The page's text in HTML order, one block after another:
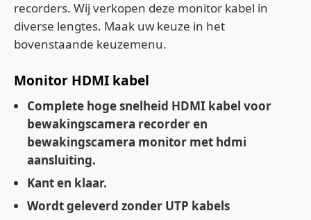
recorders. Wij verkopen deze monitor kabel in
diverse lengtes. Maak uw keuze in het
bovenstaande keuzemenu.
Monitor HDMI kabel
Complete hoge snelheid HDMI kabel voor
bewakingscamera recorder en
bewakingscamera monitor met hdmi
aansluiting.
Kant en klaar.
Wordt geleverd zonder UTP kabels